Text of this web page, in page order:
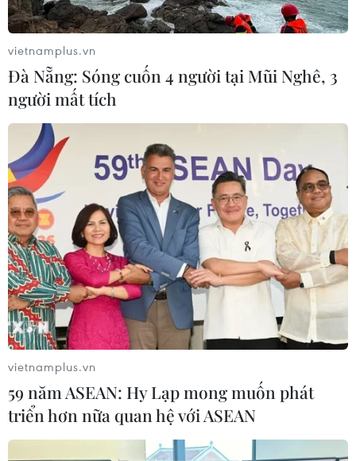
vietnamplus.vn
Đà Nẵng: Sóng cuốn 4 người tại Mũi Nghê, 3
người mất tích
vietnamplus.vn
59 năm ASEAN: Hy Lạp mong muốn phát
triển hơn nữa quan hệ với ASEAN